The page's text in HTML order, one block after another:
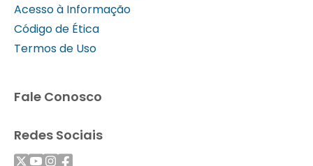
Acesso à Informação
Código de Ética
Termos de Uso
Fale Conosco
Redes Sociais